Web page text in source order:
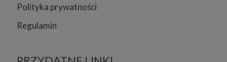
Polityka prywatności
Regulamin